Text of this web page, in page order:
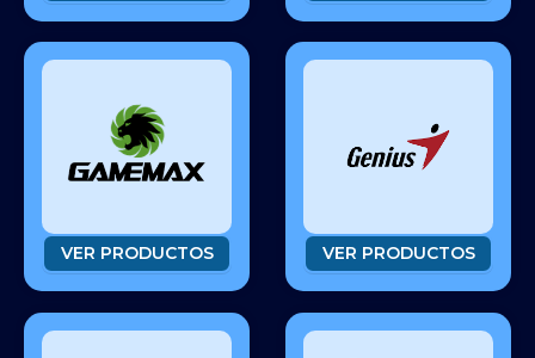
VER PRODUCTOS VER PRODUCTOS